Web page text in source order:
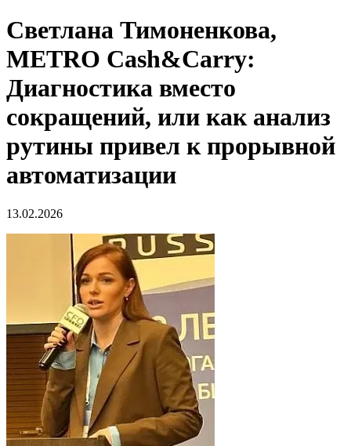
Светлана Тимоненкова,
METRO Cash&Carry:
Диагностика вместо
сокращений, или как анализ
рутины привел к прорывной
автоматизации
13.02.2026